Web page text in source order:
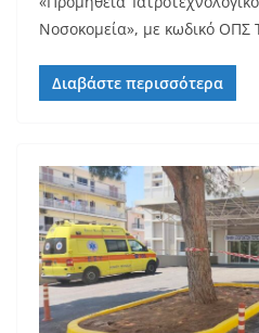
Νοσοκομεία», με κωδικό ΟΠΣ
Διαβάστε περισσότερα